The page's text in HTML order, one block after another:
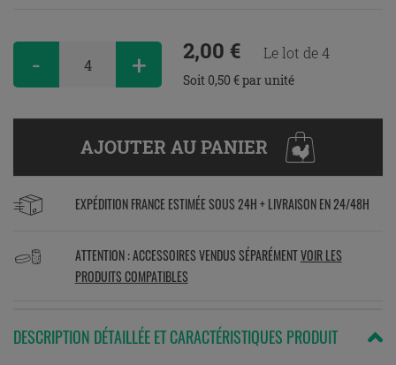
- + 2,00 € Le lot de 4
Soit 0,50 € par unité
AJOUTER AU PANIER
EXPÉDITION FRANCE ESTIMÉE SOUS 24H + LIVRAISON EN 24/48H
ATTENTION : ACCESSOIRES VENDUS SÉPARÉMENTVOIR LES
PRODUITS COMPATIBLES
DESCRIPTION DÉTAILLÉE ET CARACTÉRISTIQUES PRODUIT